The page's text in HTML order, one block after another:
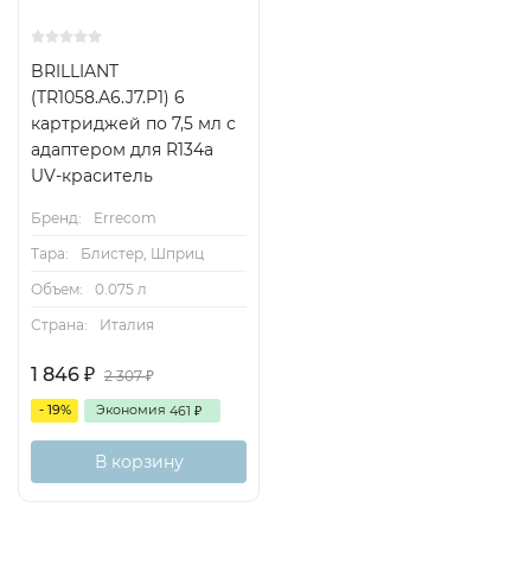
BRILLIANT
(TR1058.A6.J7.P1) 6
картриджей по 7,5 мл с
адаптером для R134а
UV-краситель
Бренд:
Errecom
Тара:
Блистер, Шприц
Объем:
0.075 л
Страна:
Италия
1 846 ₽ 2 307₽
- 19% Экономия 461 ₽
В корзину